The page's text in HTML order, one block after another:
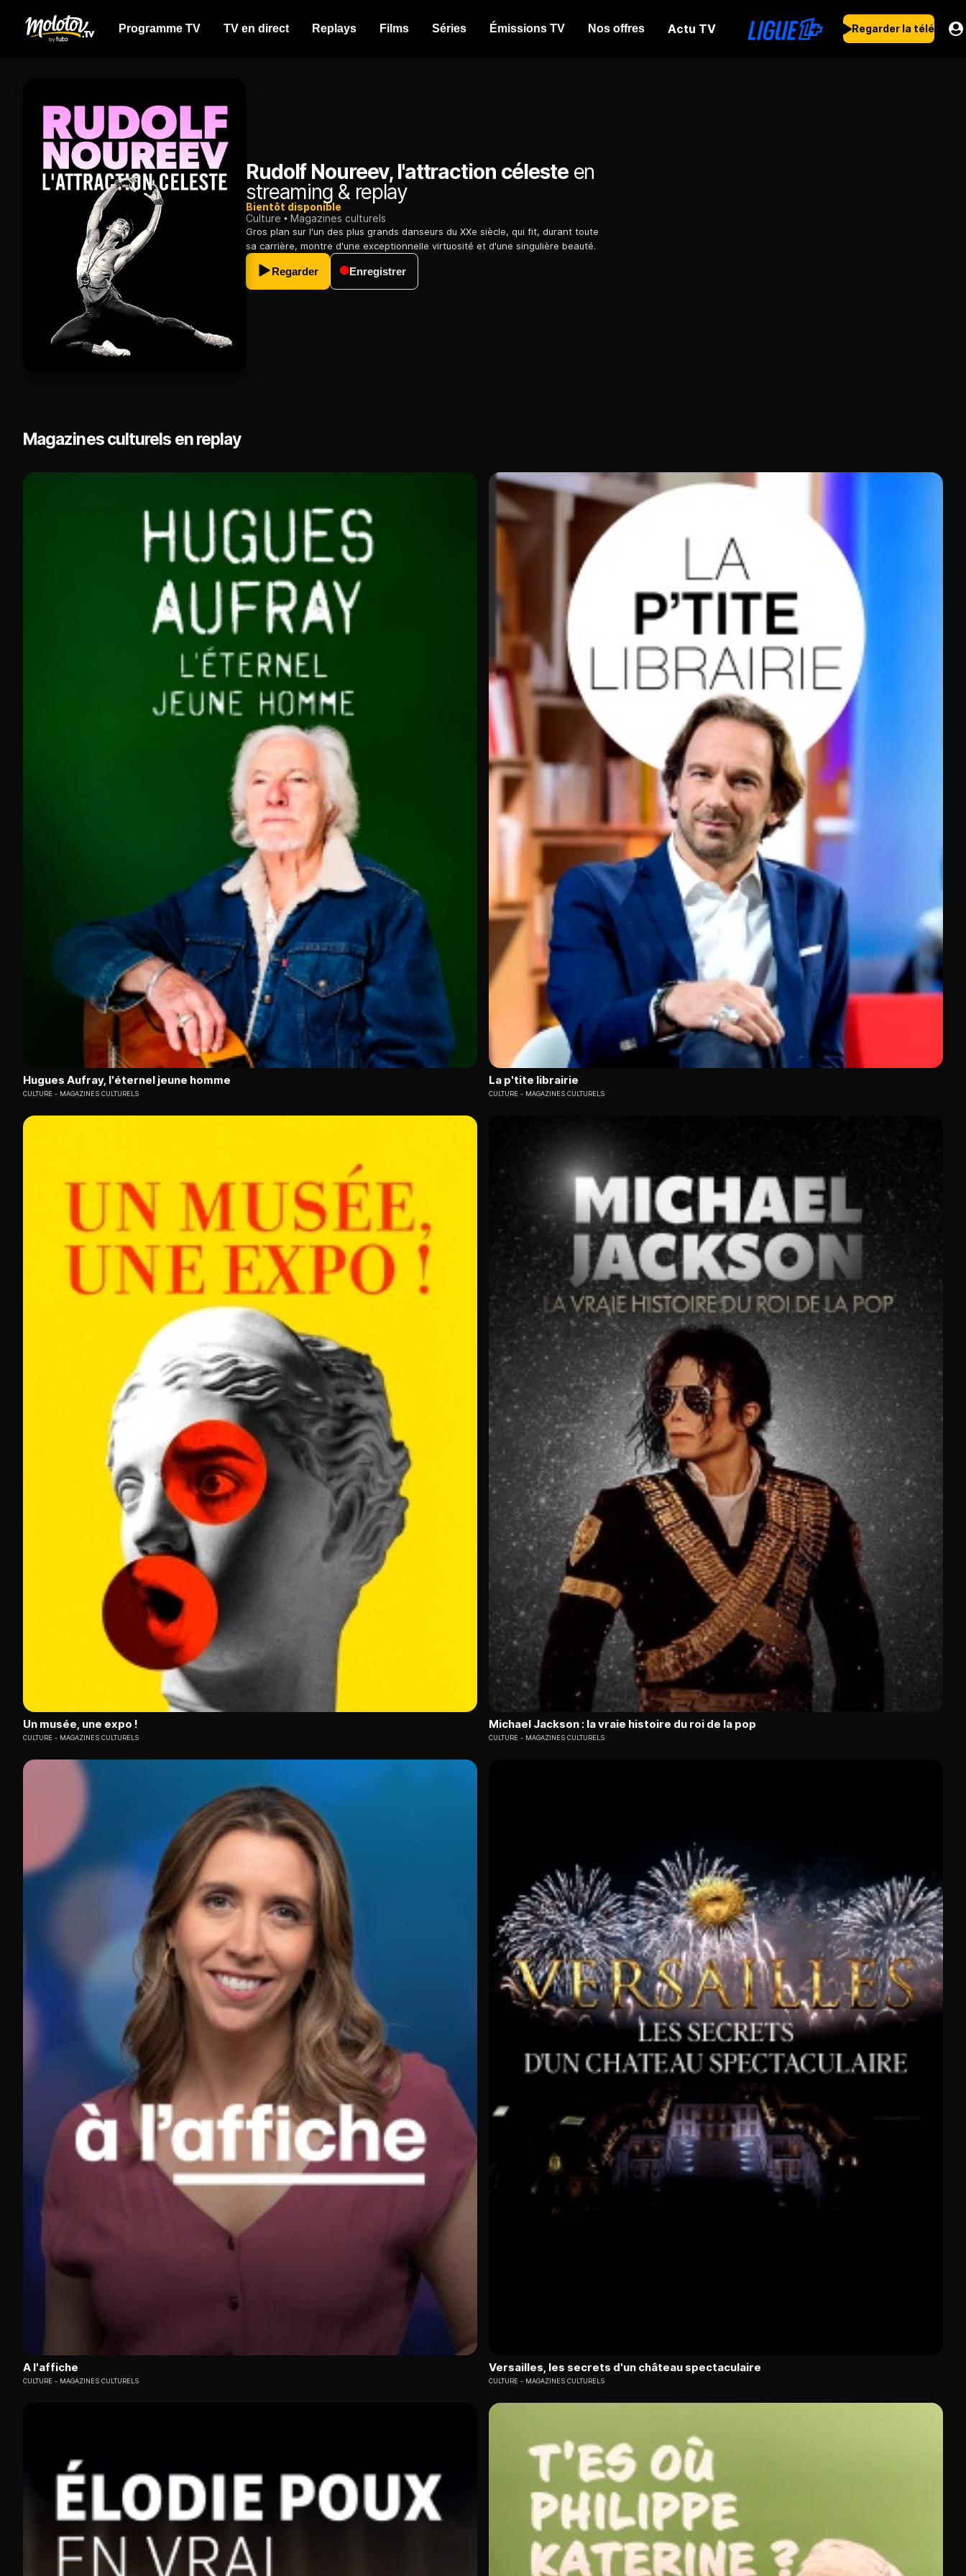
Programme TV TV en direct Replays Films Séries Émissions TV Nos offres Actu TV Regarder la télé
Rudolf Noureev, l'attraction célesteen
streaming & replay
Bientôt disponible
Culture
Magazines culturels
Gros plan sur l'un des plus grands danseurs du XXe siècle, qui fit, durant toute
sa carrière, montre d'une exceptionnelle virtuosité et d'une singulière beauté.
Regarder Enregistrer
Magazines culturels en replay
Hugues Aufray, l'éternel jeune homme
CULTURE MAGAZINES CULTURELS
La p'tite librairie
CULTURE MAGAZINES CULTURELS
Un musée, une expo !
CULTURE MAGAZINES CULTURELS
Michael Jackson : la vraie histoire du roi de la pop
CULTURE MAGAZINES CULTURELS
A l'affiche
CULTURE MAGAZINES CULTURELS
Versailles, les secrets d'un château spectaculaire
CULTURE MAGAZINES CULTURELS